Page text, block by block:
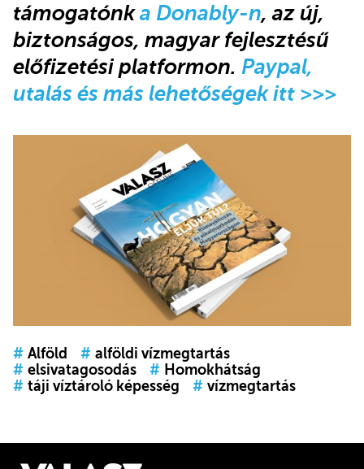
támogatónka Donably-n, az új,
biztonságos, magyar fejlesztésű
előfizetési platformon. Paypal,
utalás és más lehetőségek itt >>>
# Alföld # alföldi vízmegtartás
# elsivatagosodás # Homokhátság
# táji víztároló képesség # vízmegtartás